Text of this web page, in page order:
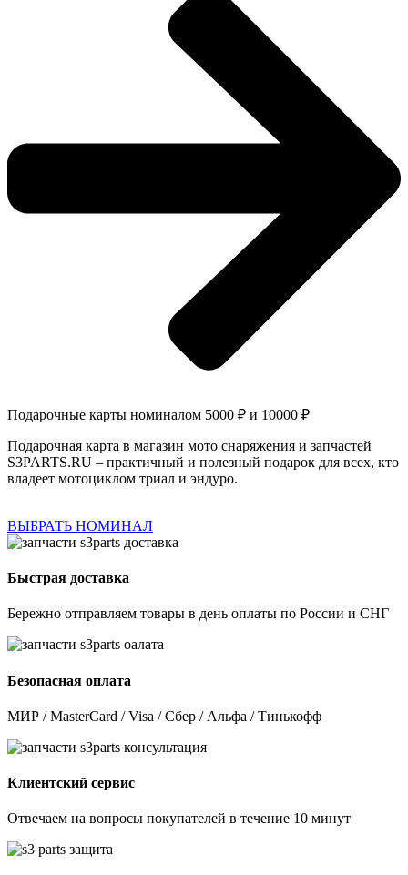
Подарочные карты номиналом 5000 ₽ и 10000 ₽
Подарочная карта в магазин мото снаряжения и запчастей
S3PARTS.RU – практичный и полезный подарок для всех, кто
владеет мотоциклом триал и эндуро.
ВЫБРАТЬ НОМИНАЛ
Быстрая доставка
Бережно отправляем товары в день оплаты по России и СНГ
Безопасная оплата
МИР / MasterCard / Visa / Сбер / Альфа / Тинькофф
Клиентский сервис
Отвечаем на вопросы покупателей в течение 10 минут